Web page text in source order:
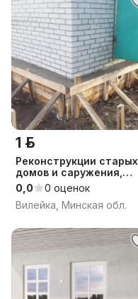
1 р.
Реконструкции старых
домов и саружения,
реставрация
0,0
0 оценок
Вилейка, Минская обл.